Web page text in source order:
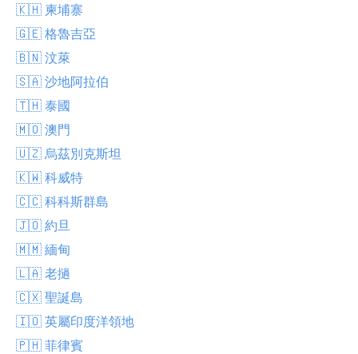
🇰🇭 柬埔寨
🇬🇪 格魯吉亞
🇧🇳 汶萊
🇸🇦 沙地阿拉伯
🇹🇭 泰國
🇲🇴 澳門
🇺🇿 烏茲別克斯坦
🇰🇼 科威特
🇨🇨 科科斯群島
🇯🇴 約旦
🇲🇲 緬甸
🇱🇦 老撾
🇨🇽 聖誕島
🇮🇴 英屬印度洋領地
🇵🇭 菲律賓